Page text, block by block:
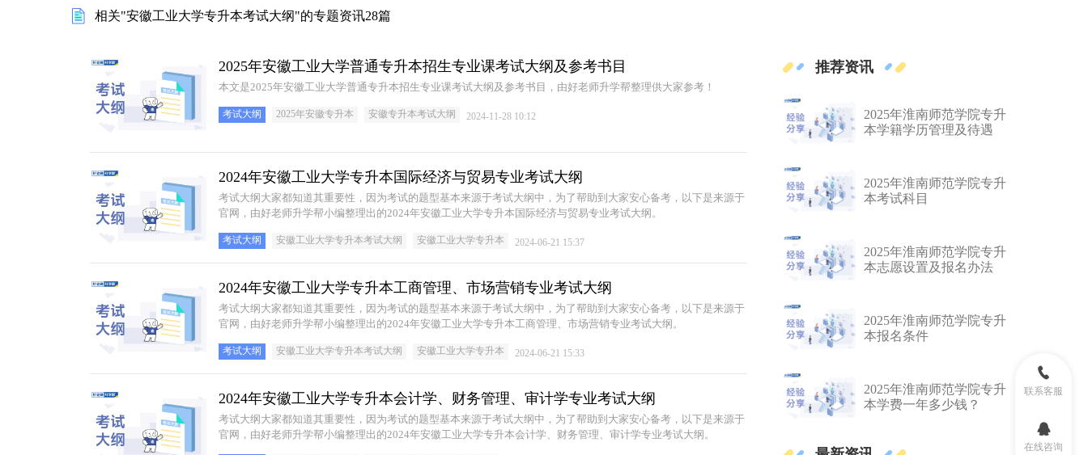
联系客服
在线咨询
相关"安徽工业大学专升本考试大纲"的专题资讯28篇
2025年安徽工业大学普通专升本招生专业课考试大纲及参考书目
本文是2025年安徽工业大学普通专升本招生专业课考试大纲及参考书目，由好老师升学帮整理供大家参考！
考试大纲 2025年安徽专升本 安徽专升本考试大纲 2024-11-28 10:12
2024年安徽工业大学专升本国际经济与贸易专业考试大纲
考试大纲大家都知道其重要性，因为考试的题型基本来源于考试大纲中，为了帮助到大家安心备考，以下是来源于
官网，由好老师升学帮小编整理出的2024年安徽工业大学专升本国际经济与贸易专业考试大纲。
考试大纲 安徽工业大学专升本考试大纲 安徽工业大学专升本 2024-06-21 15:37
2024年安徽工业大学专升本工商管理、市场营销专业考试大纲
考试大纲大家都知道其重要性，因为考试的题型基本来源于考试大纲中，为了帮助到大家安心备考，以下是来源于
官网，由好老师升学帮小编整理出的2024年安徽工业大学专升本工商管理、市场营销专业考试大纲。
考试大纲 安徽工业大学专升本考试大纲 安徽工业大学专升本 2024-06-21 15:33
2024年安徽工业大学专升本会计学、财务管理、审计学专业考试大纲
考试大纲大家都知道其重要性，因为考试的题型基本来源于考试大纲中，为了帮助到大家安心备考，以下是来源于
官网，由好老师升学帮小编整理出的2024年安徽工业大学专升本会计学、财务管理、审计学专业考试大纲。
推荐资讯
2025年淮南师范学院专升
本学籍学历管理及待遇
2025年淮南师范学院专升
本考试科目
2025年淮南师范学院专升
本志愿设置及报名办法
2025年淮南师范学院专升
本报名条件
2025年淮南师范学院专升
本学费一年多少钱？